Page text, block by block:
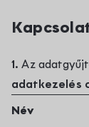
1. Az
adatkezelés
Név